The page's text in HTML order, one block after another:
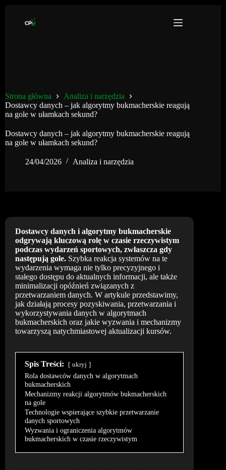
Strona główna
Analiza i narzędzia
Dostawcy danych – jak algorytmy bukmacherskie reagują
na gole w ułamkach sekund?
Dostawcy danych – jak algorytmy bukmacherskie reagują
na gole w ułamkach sekund?
24/04/2026 Analiza i narzędzia
Dostawcy danych i algorytmy bukmacherskie
odgrywają kluczową rolę w czasie rzeczywistym
podczas wydarzeń sportowych, zwłaszcza gdy
następują gole. Szybka reakcja systemów na te
wydarzenia wymaga nie tylko precyzyjnego i
stałego dostępu do aktualnych informacji, ale także
minimalizacji opóźnień związanych z
przetwarzaniem danych. W artykule przedstawimy,
jak działają procesy pozyskiwania, przetwarzania i
wykorzystywania danych w algorytmach
bukmacherskich oraz jakie wyzwania i mechanizmy
towarzyszą natychmiastowej aktualizacji kursów.
Spis Treści: ukryj
Rola dostawców danych w algorytmach
bukmacherskich
Mechanizmy reakcji algorytmów bukmacherskich
na gole
Technologie wspierające szybkie przetwarzanie
danych sportowych
Wyzwania i ograniczenia algorytmów
bukmacherskich w czasie rzeczywistym